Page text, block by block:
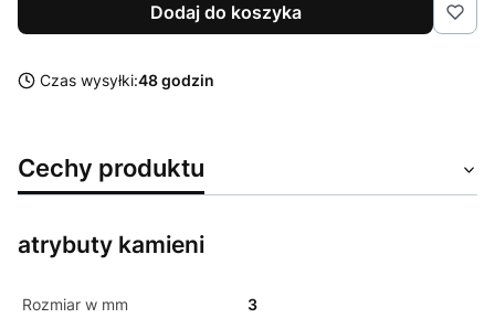
Dodaj do koszyka
Czas wysyłki:48 godzin
Cechy produktu
atrybuty kamieni
Rozmiar w mm 3